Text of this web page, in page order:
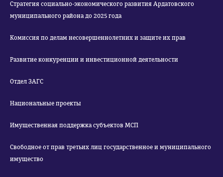
Стратегия социально-экономического развития Ардатовского
муниципального района до 2025 года
Комиссия по делам несовершеннолетних и защите их прав
Развитие конкуренции и инвестиционной деятельности
Отдел ЗАГС
Национальные проекты
Имущественная поддержка субъектов МСП
Свободное от прав третьих лиц государственное и муниципального
имущество